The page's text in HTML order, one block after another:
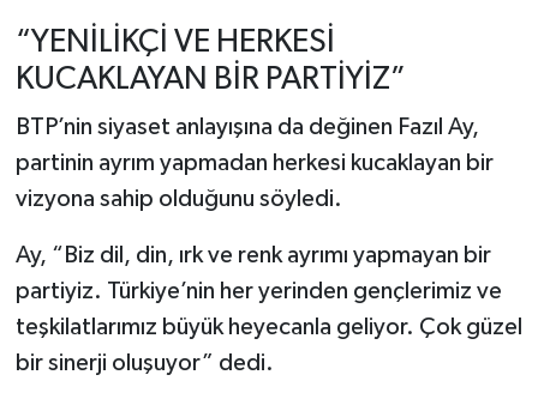
“YENİLİKÇİ VE HERKESİ
KUCAKLAYAN BİR PARTİYİZ”
BTP’nin siyaset anlayışına da değinen Fazıl Ay,
partinin ayrım yapmadan herkesi kucaklayan bir
vizyona sahip olduğunu söyledi.
Ay, “Biz dil, din, ırk ve renk ayrımı yapmayan bir
partiyiz. Türkiye’nin her yerinden gençlerimiz ve
teşkilatlarımız büyük heyecanla geliyor. Çok güzel
bir sinerji oluşuyor” dedi.